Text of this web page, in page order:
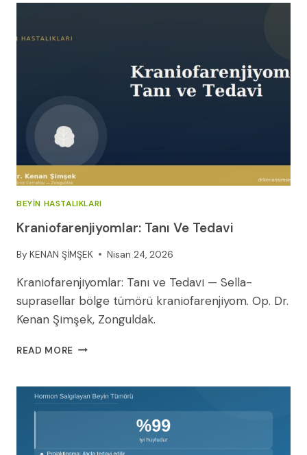
TAKLIT
BEYIN HASTALIKLARI
Kraniofarenjiyomlar: Tanı Ve Tedavi
By KENAN ŞİMŞEK Nisan 24, 2026
Kraniofarenjiyomlar: Tanı ve Tedavi — Sella-
suprasellar bölge tümörü kraniofarenjiyom. Op. Dr.
Kenan Şimşek, Zonguldak.
READ MORE KRANIOFARENJIYOMLAR:
TEDAVI